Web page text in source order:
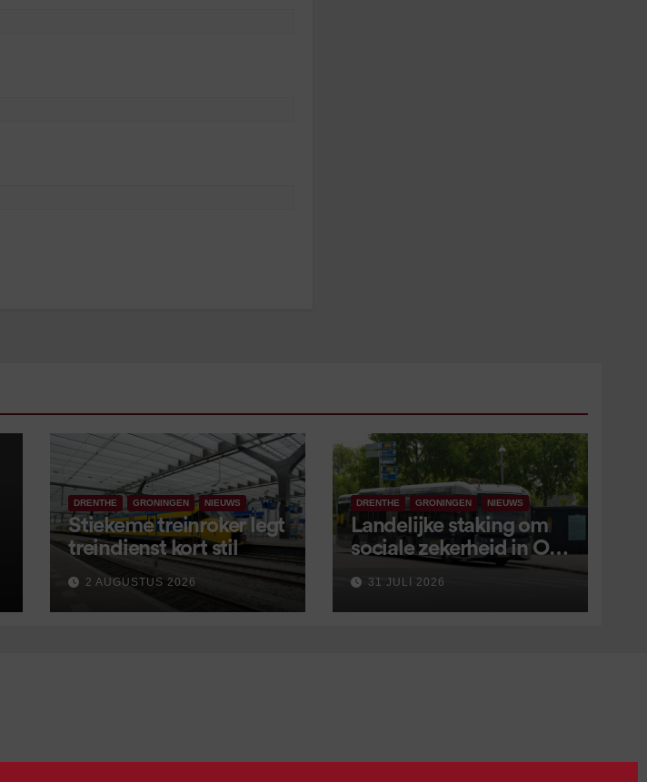
DRENTHE GRONINGEN NIEUWS
Stiekeme treinroker legt
treindienst kort stil
2 AUGUSTUS 2026
DRENTHE GRONINGEN NIEUWS
Landelijke staking om
sociale zekerheid in OV
aangekondigd voor 9
september
31 JULI 2026